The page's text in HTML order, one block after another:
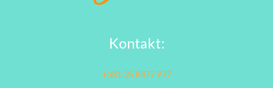
Kontakt:
+381 35 8477 977